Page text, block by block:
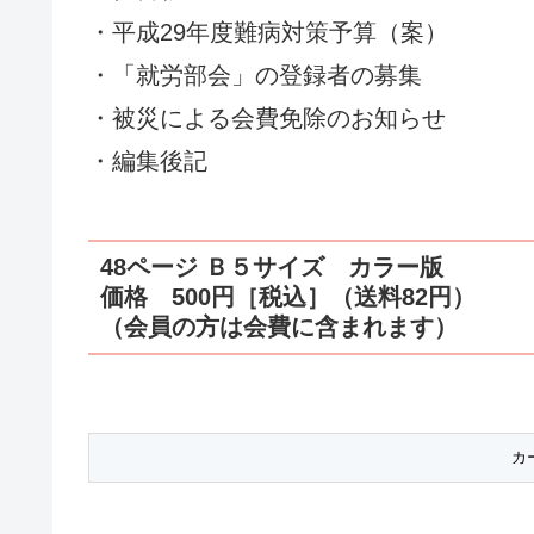
・平成29年度難病対策予算（案）
・「就労部会」の登録者の募集
・被災による会費免除のお知らせ
・編集後記
48ページ Ｂ５サイズ カラー版
価格 500円［税込］（送料82円）
（会員の方は会費に含まれます）